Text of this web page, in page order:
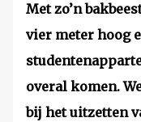
Met zo’n
vier meter hoog
overal komen.
bij het uitzetten